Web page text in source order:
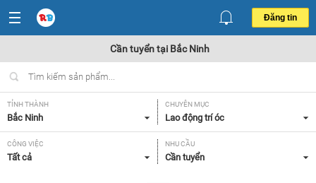
Đăng tin
Cần tuyển tại Bắc Ninh
TỈNH THÀNH
Bắc Ninh
CHUYÊN MỤC
Lao động trí óc
CÔNG VIỆC
Tất cả
NHU CẦU
Cần tuyển